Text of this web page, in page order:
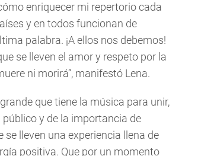
enriquecer mi repertorio cada
y en todos funcionan de
palabra. ¡A ellos nos debemos!
se lleven el amor y respeto por la
ni morirá”, manifestó Lena.
que tiene la música para unir,
y de la importancia de
lleven una experiencia llena de
positiva. Que por un momento